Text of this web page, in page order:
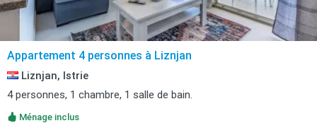
Appartement 4 personnes à Liznjan
Liznjan, Istrie
4 personnes, 1 chambre, 1 salle de bain.
Ménage inclus